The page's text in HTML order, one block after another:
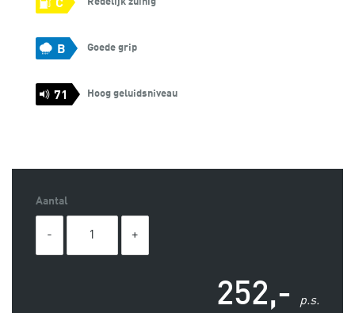
C
B Goede grip
71 Hoog geluidsniveau
Aantal
252,- p.s.